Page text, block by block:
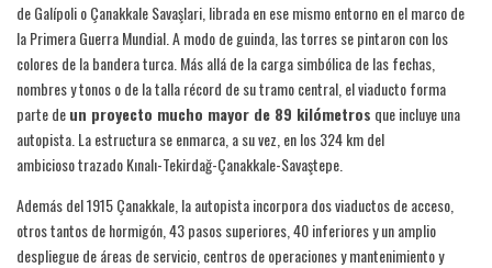
de Galípoli o Çanakkale Savaşlari, librada en ese mismo entorno en el marco de
la Primera Guerra Mundial. A modo de guinda, las torres se pintaron con los
colores de la bandera turca. Más allá de la carga simbólica de las fechas,
nombres y tonos o de la talla récord de su tramo central, el viaducto forma
parte deun proyecto mucho mayor de 89 kilómetros que incluye una
autopista. La estructura se enmarca, a su vez, en los 324 km del
ambicioso trazado Kınalı-Tekirdağ-Çanakkale-Savaştepe.
Además del 1915 Çanakkale, la autopista incorpora dos viaductos de acceso,
otros tantos de hormigón, 43 pasos superiores, 40 inferiores y un amplio
despliegue de áreas de servicio, centros de operaciones y mantenimiento y